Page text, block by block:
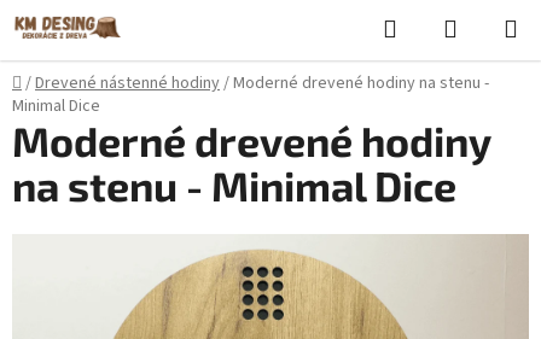
Prejsť
na
obsah
Hľadať
KOŠÍK
Domov
/Drevené nástenné hodiny/Moderné drevené hodiny na stenu -
Minimal Dice
Moderné drevené hodiny
na stenu - Minimal Dice